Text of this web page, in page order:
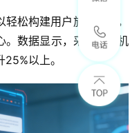
松构建用户旅程地图，
。数据显示，采用记忆机
以上。